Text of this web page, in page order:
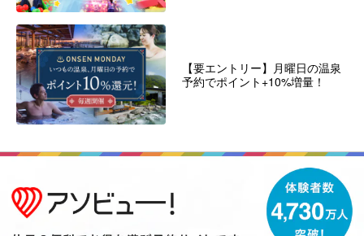
【要エントリー】月曜日の温泉
予約でポイント+10%増量！